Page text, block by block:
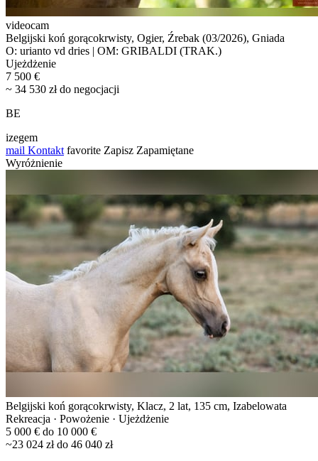
videocam
Belgijski koń gorącokrwisty, Ogier, Źrebak (03/2026), Gniada
O: urianto vd dries | OM: GRIBALDI (TRAK.)
Ujeżdżenie
7 500 €
~ 34 530 zł do negocjacji
BE
izegem
mail Kontakt favorite Zapisz Zapamiętane
Wyróżnienie
Belgijski koń gorącokrwisty, Klacz, 2 lat, 135 cm, Izabelowata
Rekreacja · Powożenie · Ujeżdżenie
5 000 € do 10 000 €
~23 024 zł do 46 040 zł